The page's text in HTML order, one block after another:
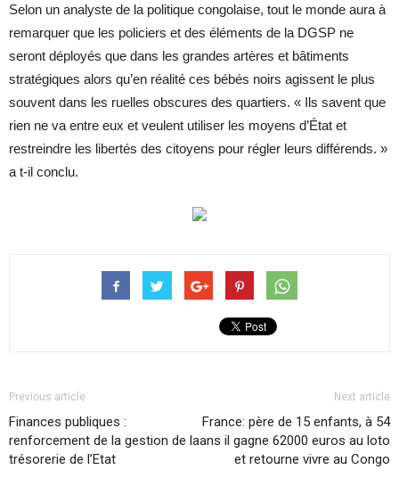
Selon un analyste de la politique congolaise, tout le monde aura à
remarquer que les policiers et des éléments de la DGSP ne
seront déployés que dans les grandes artères et bâtiments
stratégiques alors qu’en réalité ces bébés noirs agissent le plus
souvent dans les ruelles obscures des quartiers. « Ils savent que
rien ne va entre eux et veulent utiliser les moyens d’État et
restreindre les libertés des citoyens pour régler leurs différends. »
a t-il conclu.
Previous article
Finances publiques :
renforcement de la gestion de la
trésorerie de l’Etat
Next article
France: père de 15 enfants, à 54
ans il gagne 62000 euros au loto
et retourne vivre au Congo